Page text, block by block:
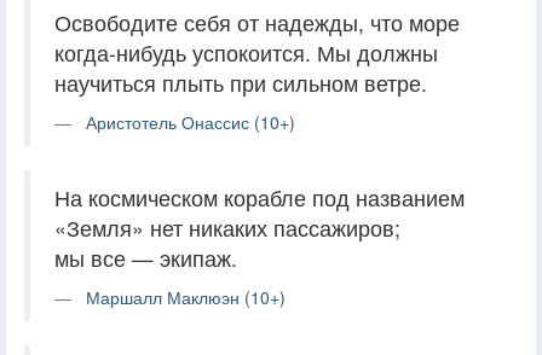
Освободите себя от надежды, что море
когда-нибудь успокоится. Мы должны
научиться плыть при сильном ветре.
Аристотель Онассис (10+)
На космическом корабле под названием
«Земля» нет никаких пассажиров;
мы все — экипаж.
Маршалл Маклюэн (10+)